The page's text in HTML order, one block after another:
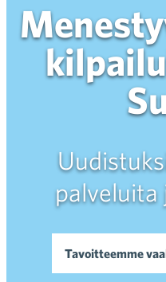
palveluita
Tavoitteemme